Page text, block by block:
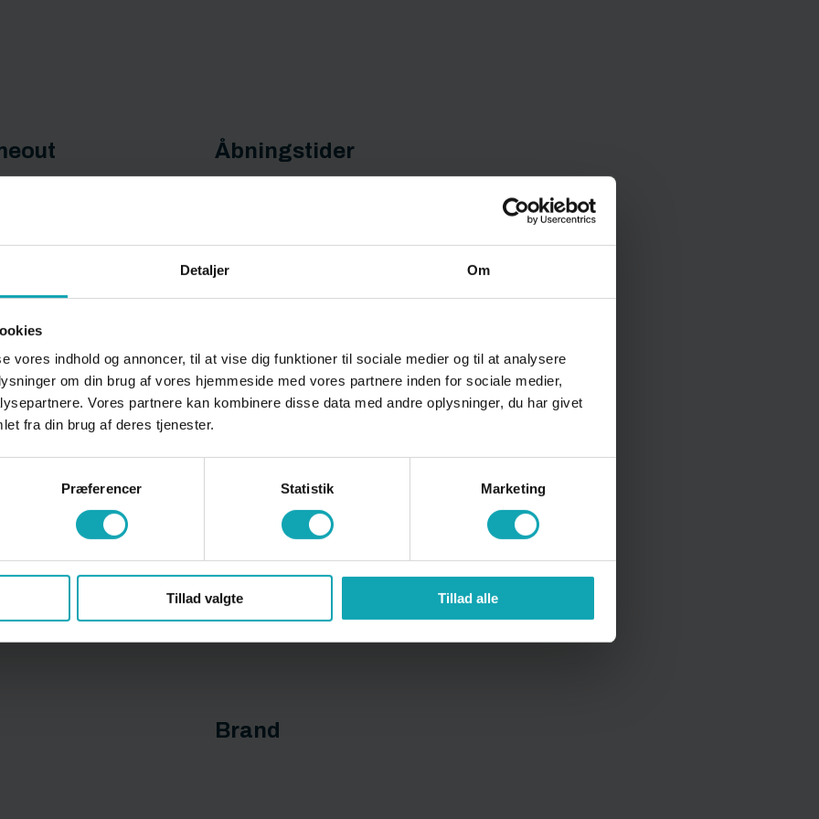
Detaljer Om
vores indhold og annoncer, til at vise dig funktioner til sociale medier og til at analysere
om din brug af vores hjemmeside med vores partnere inden for sociale medier,
Vores partnere kan kombinere disse data med andre oplysninger, du har givet
fra din brug af deres tjenester.
Præferencer Statistik Marketing
Tillad valgte Tillad alle
Åbningstider
i
Brand